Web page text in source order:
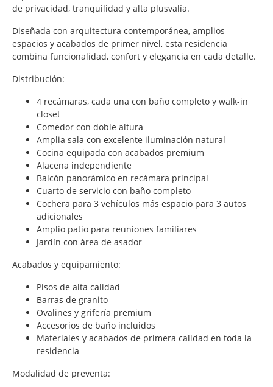
de privacidad, tranquilidad y alta plusvalía.
Diseñada con arquitectura contemporánea, amplios
espacios y acabados de primer nivel, esta residencia
combina funcionalidad, confort y elegancia en cada detalle.
Distribución:
4 recámaras, cada una con baño completo y walk-in
closet
Comedor con doble altura
Amplia sala con excelente iluminación natural
Cocina equipada con acabados premium
Alacena independiente
Balcón panorámico en recámara principal
Cuarto de servicio con baño completo
Cochera para 3 vehículos más espacio para 3 autos
adicionales
Amplio patio para reuniones familiares
Jardín con área de asador
Acabados y equipamiento:
Pisos de alta calidad
Barras de granito
Ovalines y grifería premium
Accesorios de baño incluidos
Materiales y acabados de primera calidad en toda la
residencia
Modalidad de preventa: